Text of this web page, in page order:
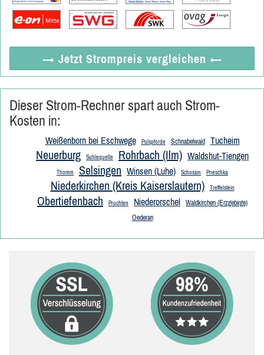
→ Jetzt Strompreis vergleichen ←
Dieser Strom-Rechner spart auch Strom-
Kosten in:
Weißenborn bei Eschwege Pulspforde Schnabelwaid Tucheim
Neuerburg Suhlequelle Rohrbach (Ilm) Waldshut-Tiengen
Thomm Selsingen Winsen (Luhe) Schossin Prieschka
Niederkirchen (Kreis Kaiserslautern) Treffelstein
Obertiefenbach Pruchten Niederorschel
Waldkirchen (Erzgebirge)
Oederan